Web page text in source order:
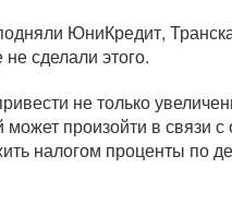
ЮниКредит,
сделали этого.
не только
произойти в связи с
налогом проценты по